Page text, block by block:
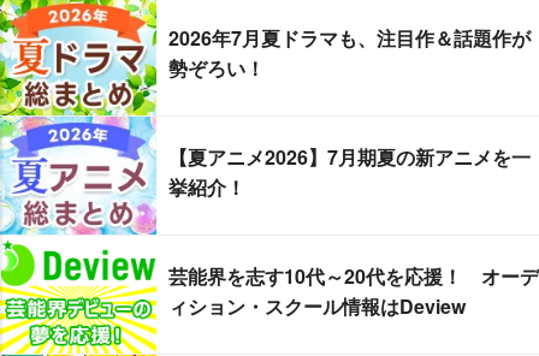
2026年7月夏ドラマも、注目作＆話題作が
勢ぞろい！
【夏アニメ2026】7月期夏の新アニメを一
挙紹介！
芸能界を志す10代～20代を応援！ オーデ
ィション・スクール情報はDeview